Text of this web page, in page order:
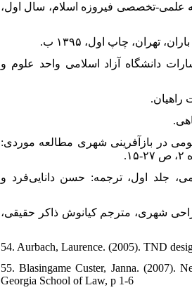
فصلنامه علمی-تخصصی فیروزه اسلام، سال اول،
انتشارات دانشگاه آزاد اسلامی واحد علوم و
از مشارکت عمومی در بازآفرینی شهری مطالعه موردی:
کیفی و کمی، جلد اول، ترجمه: حسن دانایی‌فرد و
(۱۳۸۹). مجموعه استانداردهای طراحی شهری، مترجم کیانوش ذاکر حقیقی،
54. Aurbach, Laurence. (2005). TND
55. Blasingame Custer, Janna. (2007).
Georgia School of Law, p 1-6